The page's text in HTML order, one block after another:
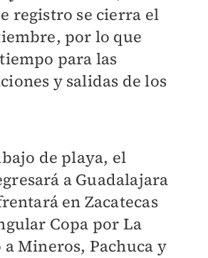
registro se cierra el
por lo que
para las
y salidas de los
de playa, el
a Guadalajara
en Zacatecas
Copa por La
Mineros, Pachuca y